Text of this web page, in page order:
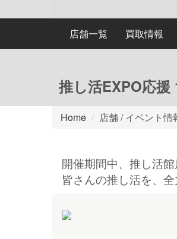
店舗一覧
買取情報
推し活EXPO応
Home 店舗 / イベント情
開催期間中、推し活
皆さんの推し活を、